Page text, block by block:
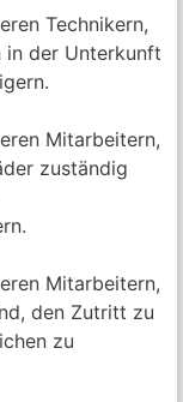
Technikern,
in der Unterkunft
Mitarbeitern,
zuständig
Mitarbeitern,
den Zutritt zu
zu